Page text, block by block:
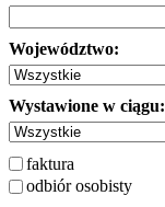
Województwo:
Wystawione w ciągu:
faktura
odbiór osobisty